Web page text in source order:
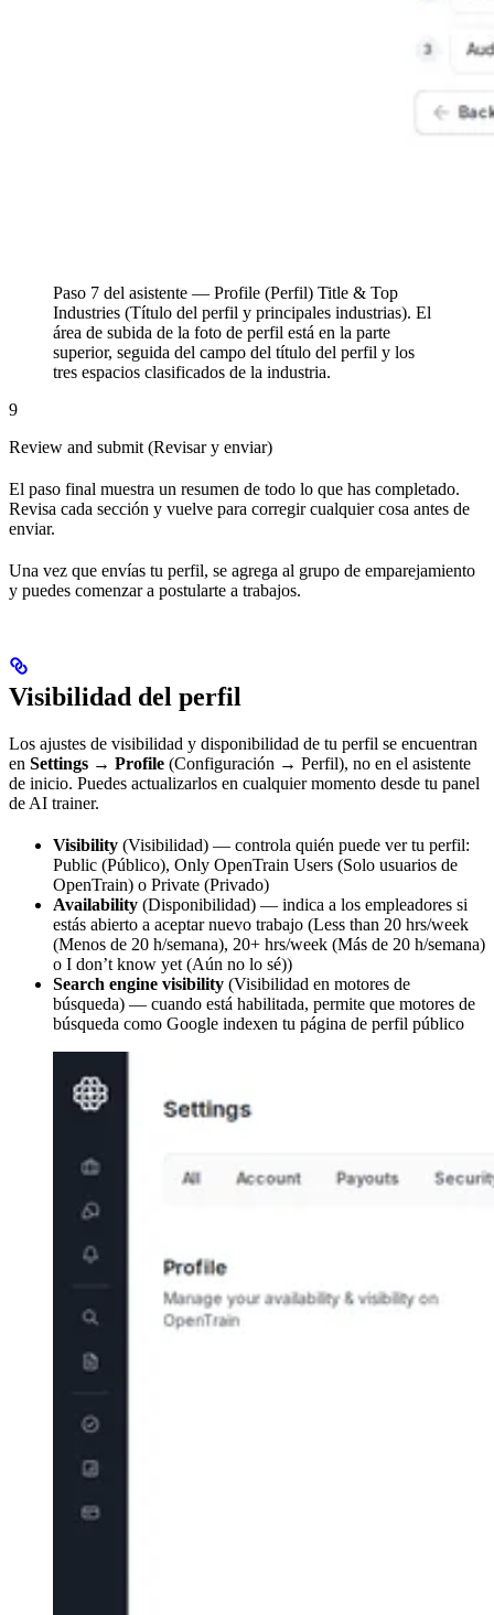
Paso 7 del asistente — Profile (Perfil) Title & Top
Industries (Título del perfil y principales industrias). El
área de subida de la foto de perfil está en la parte
superior, seguida del campo del título del perfil y los
tres espacios clasificados de la industria.
9
Review and submit (Revisar y enviar)
El paso final muestra un resumen de todo lo que has completado.
Revisa cada sección y vuelve para corregir cualquier cosa antes de
enviar.
Una vez que envías tu perfil, se agrega al grupo de emparejamiento
y puedes comenzar a postularte a trabajos.
Visibilidad del perfil
Los ajustes de visibilidad y disponibilidad de tu perfil se encuentran
en Settings → Profile (Configuración → Perfil), no en el asistente
de inicio. Puedes actualizarlos en cualquier momento desde tu panel
de AI trainer.
Visibility (Visibilidad) — controla quién puede ver tu perfil:
Public (Público), Only OpenTrain Users (Solo usuarios de
OpenTrain) o Private (Privado)
Availability (Disponibilidad) — indica a los empleadores si
estás abierto a aceptar nuevo trabajo (Less than 20 hrs/week
(Menos de 20 h/semana), 20+ hrs/week (Más de 20 h/semana)
o I don’t know yet (Aún no lo sé))
Search engine visibility (Visibilidad en motores de
búsqueda) — cuando está habilitada, permite que motores de
búsqueda como Google indexen tu página de perfil público